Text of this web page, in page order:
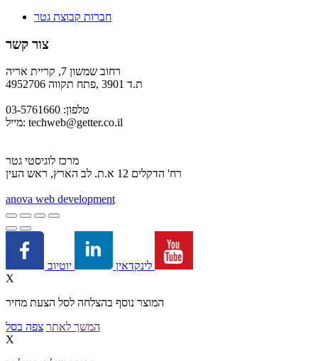
חברות קבוצת גטר
צור קשר
רחוב שמשון 7, קריית אריה
ת.ד 3901 ,פתח תקווה 4952706
טלפון: 03-5761660
מייל: techweb@getter.co.il
מרכז לוגיסטי גטר
רח' הדקלים 12 א.ת. לב הארץ, ראש העין
anova web development
לינקדאין
X
המוצר נוסף בהצלחה לסל הצעת מחיר
המשך לאתר צפה בסל
X